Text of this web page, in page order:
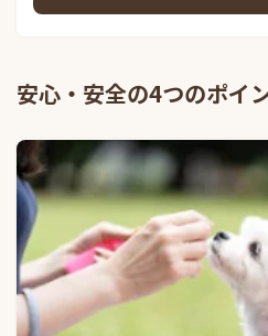
安心・安全の4つのポイ